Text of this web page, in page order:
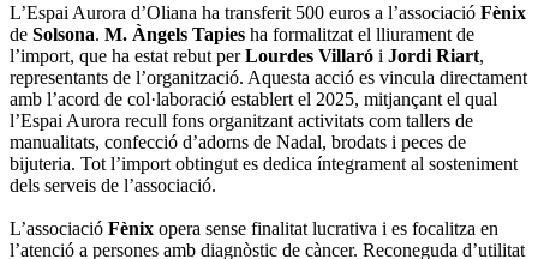
L’Espai Aurora d’Oliana ha transferit 500 euros a l’associació Fènix
de Solsona. M. Àngels Tapies ha formalitzat el lliurament de
l’import, que ha estat rebut perLourdes Villaró i Jordi Riart,
representants de l’organització. Aquesta acció es vincula directament
amb l’acord de col·laboració establert el 2025, mitjançant el qual
l’Espai Aurora recull fons organitzant activitats com tallers de
manualitats, confecció d’adorns de Nadal, brodats i peces de
bijuteria. Tot l’import obtingut es dedica íntegrament al sosteniment
dels serveis de l’associació.
L’associació Fènix opera sense finalitat lucrativa i es focalitza en
l’atenció a persones amb diagnòstic de càncer. Reconeguda d’utilitat